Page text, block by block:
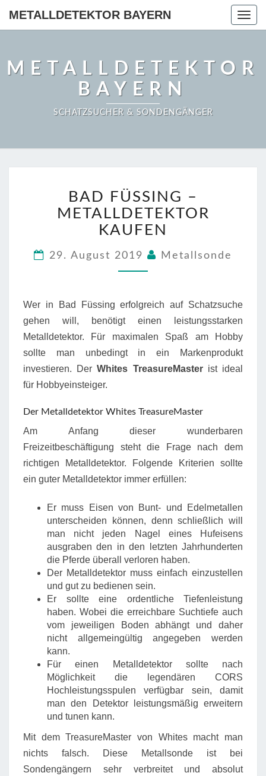
METALLDETEKTOR BAYERN
METALLDETEKTOR
BAYERN
SCHATZSUCHER & SONDENGÄNGER
FÜSSING
–
METALLDETEKTOR
KAUFEN
BAD FÜSSING –
METALLDETEKTOR
KAUFEN
29. August 2019 Metallsonde
Wer in Bad Füssing erfolgreich auf Schatzsuche
gehen will, benötigt einen leistungsstarken
Metalldetektor. Für maximalen Spaß am Hobby
sollte man unbedingt in ein Markenprodukt
investieren. DerWhites TreasureMasterist ideal
für Hobbyeinsteiger.
Der Metalldetektor Whites TreasureMaster
Am Anfang dieser wunderbaren
Freizeitbeschäftigung steht die Frage nach dem
richtigen Metalldetektor. Folgende Kriterien sollte
ein guter Metalldetektor immer erfüllen:
Er muss Eisen von Bunt- und Edelmetallen
unterscheiden können, denn schließlich will
man nicht jeden Nagel eines Hufeisens
ausgraben den in den letzten Jahrhunderten
die Pferde überall verloren haben.
Der Metalldetektor muss einfach einzustellen
und gut zu bedienen sein.
Er sollte eine ordentliche Tiefenleistung
haben. Wobei die erreichbare Suchtiefe auch
vom jeweiligen Boden abhängt und daher
nicht allgemeingültig angegeben werden
kann.
Für einen Metalldetektor sollte nach
Möglichkeit die legendären CORS
Hochleistungsspulen verfügbar sein, damit
man den Detektor leistungsmäßig erweitern
und tunen kann.
Mit dem TreasureMaster von Whites macht man
nichts falsch. Diese Metallsonde ist bei
Sondengängern sehr verbreitet und absolut